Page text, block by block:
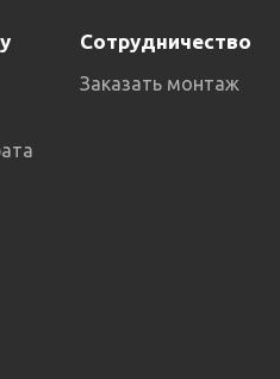
Сотрудничество
Заказать монтаж